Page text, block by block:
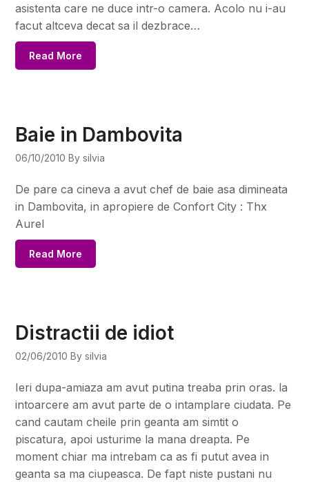
asistenta care ne duce intr-o camera. Acolo nu i-au
facut altceva decat sa il dezbrace…
Read More
Baie in Dambovita
06/10/2010 By silvia
De pare ca cineva a avut chef de baie asa dimineata
in Dambovita, in apropiere de Confort City : Thx
Aurel
Read More
Distractii de idiot
02/06/2010 By silvia
Ieri dupa-amiaza am avut putina treaba prin oras. la
intoarcere am avut parte de o intamplare ciudata. Pe
cand cautam cheile prin geanta am simtit o
piscatura, apoi usturime la mana dreapta. Pe
moment chiar ma intrebam ca as fi putut avea in
geanta sa ma ciupeasca. De fapt niste pustani nu